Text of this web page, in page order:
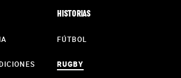
HISTORIAS
FÚTBOL
RUGBY